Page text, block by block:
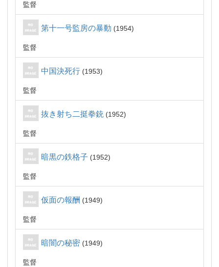
監督
第十一号監房の暴動 1954
監督
中国決死行 1953
監督
抜き射ち二挺拳銃 1952
監督
暗黒の鉄格子 1952
監督
仮面の報酬 1949
監督
暗闇の秘密 1949
監督